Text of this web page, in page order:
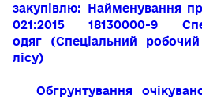
закупівлю: Найменування
021:2015 18130000-9
одяг (Спеціальний
лісу)
Обгрунтування